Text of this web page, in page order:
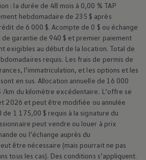
: la durée de 48 mois à 0,00 % TAP
hebdomadaire de 235 $ après
de 6 000 $. Acompte de 0 $ ou échange
garantie de 940 $ et premier paiement
exigibles au début de la location. Total de
requis. Les frais de permis de
l’immatriculation, et les options et les
en sus. Allocation annuelle de 16 000
/km du kilomètre excédentaire. L’offre se
2026 et peut être modifiée ou annulée
de 1 175,00 $ requis à la signature du
peut vendre ou louer à prix
ou l’échange auprès du
être nécessaire (mais pourrait ne pas
tous les cas). Des conditions s’appliquent.